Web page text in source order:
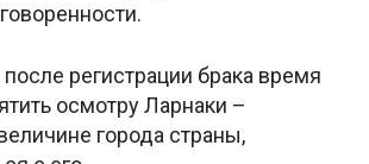
регистрации брака время
осмотру Ларнаки –
города страны,